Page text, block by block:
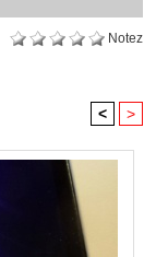
Notez
< >